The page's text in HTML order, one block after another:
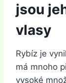
jsou
vlasy
Rybíz je
má mnoho
vysoké